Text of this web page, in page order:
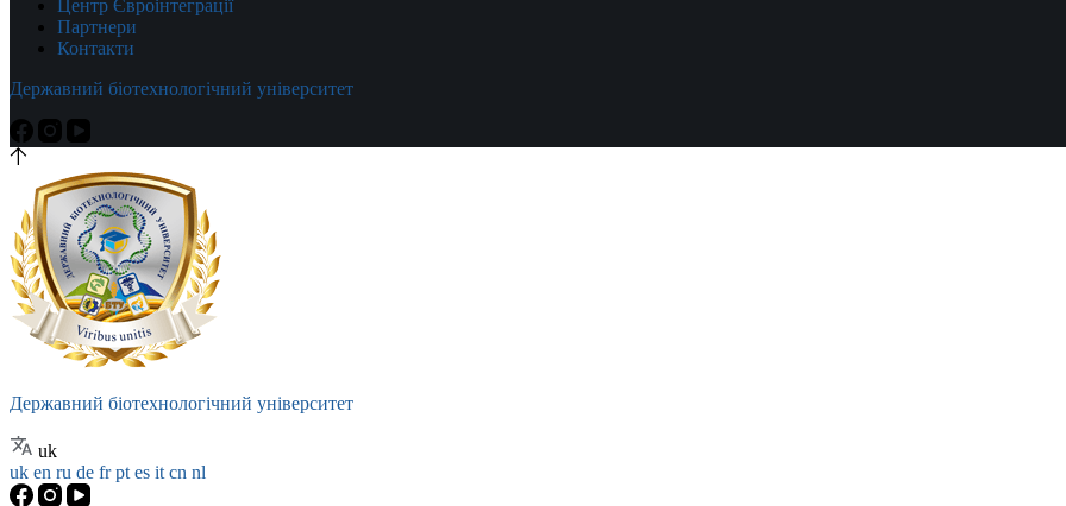
Центр Євроінтеграції
Партнери
Контакти
Державний біотехнологічний університет
Державний біотехнологічний університет
uk
uk en ru de frpt es it cn nl